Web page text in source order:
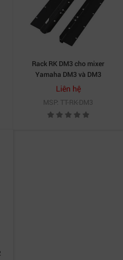
Rack RK DM3 cho mixer
Yamaha DM3 và DM3
Standard
Liên hệ
MSP: TT-RK-DM3